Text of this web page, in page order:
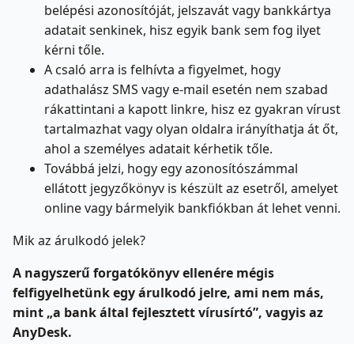
belépési azonosítóját, jelszavát vagy bankkártya
adatait senkinek, hisz egyik bank sem fog ilyet
kérni tőle.
A csaló arra is felhívta a figyelmet, hogy
adathalász SMS vagy e-mail esetén nem szabad
rákattintani a kapott linkre, hisz ez gyakran vírust
tartalmazhat vagy olyan oldalra irányíthatja át őt,
ahol a személyes adatait kérhetik tőle.
Továbbá jelzi, hogy egy azonosítószámmal
ellátott jegyzőkönyv is készült az esetről, amelyet
online vagy bármelyik bankfiókban át lehet venni.
Mik az árulkodó jelek?
A nagyszerű forgatókönyv ellenére mégis
felfigyelhetünk egy árulkodó jelre, ami nem más,
mint „a bank által fejlesztett vírusírtó”, vagyis az
AnyDesk.